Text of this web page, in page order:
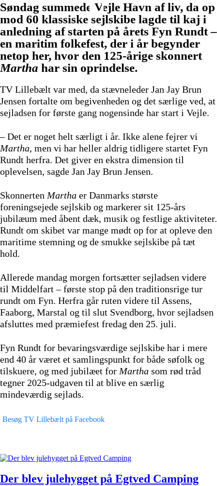
Søndag summede Vejle Havn af liv, da op
mod 60 klassiske sejlskibe lagde til kaj i
anledning af starten på årets Fyn Rundt –
en maritim folkefest, der i år begynder
netop her, hvor den 125-årige skonnert
Martha har sin oprindelse.
TV Lillebælt var med, da stævneleder Jan Jay Brun
Jensen fortalte om begivenheden og det særlige ved, at
sejladsen for første gang nogensinde har start i Vejle.
– Det er noget helt særligt i år. Ikke alene fejrer vi
Martha, men vi har heller aldrig tidligere startet Fyn
Rundt herfra. Det giver en ekstra dimension til
oplevelsen, sagde Jan Jay Brun Jensen.
Skonnerten Martha er Danmarks største
foreningsejede sejlskib og markerer sit 125-års
jubilæum med åbent dæk, musik og festlige aktiviteter.
Rundt om skibet var mange mødt op for at opleve den
maritime stemning og de smukke sejlskibe på tæt
hold.
Allerede mandag morgen fortsætter sejladsen videre
til Middelfart – første stop på den traditionsrige tur
rundt om Fyn. Herfra går ruten videre til Assens,
Faaborg, Marstal og til slut Svendborg, hvor sejladsen
afsluttes med præmiefest fredag den 25. juli.
Fyn Rundt for bevaringsværdige sejlskibe har i mere
end 40 år været et samlingspunkt for både søfolk og
tilskuere, og med jubilæet for Martha som rød tråd
tegner 2025-udgaven til at blive en særlig
mindeværdig sejlads.
Besøg TV Lillebælt på Facebook
Der blev julehygget på Egtved Camping